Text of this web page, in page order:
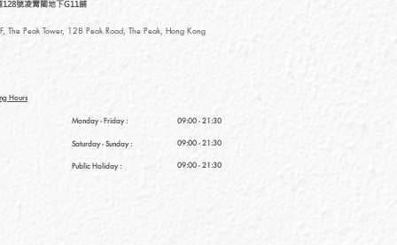
128號凌霄閣地下G11舖
The Peak Tower, 128 Peak Road, The Peak, Hong Kong
Hours
Monday - Friday :
Saturday- Sunday :
Public Holiday :
09:00 - 21:30
09:00 - 21:30
09:00 - 21:30